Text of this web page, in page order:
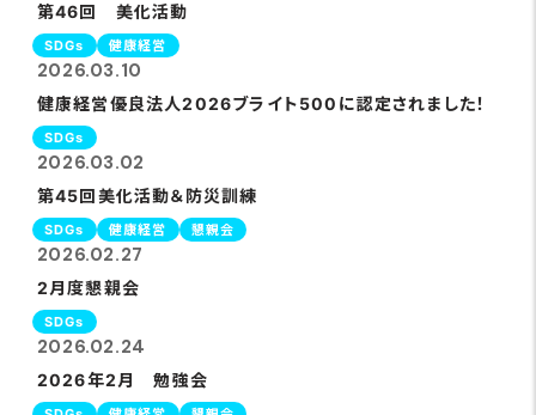
第46回 美化活動
2026.03.10
SDGs 健康経営
健康経営優良法人2026ブライト500に認定されました！
2026.03.02
SDGs
第45回美化活動＆防災訓練
2026.02.27
SDGs 健康経営 懇親会
2月度懇親会
2026.02.24
SDGs
2026年2月 勉強会